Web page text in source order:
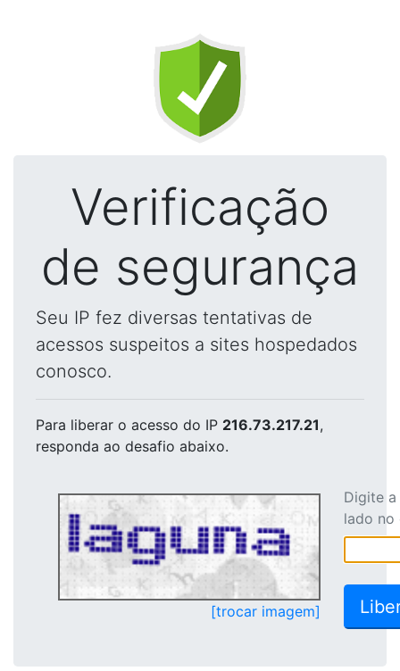
Verificação
de segurança
Seu IP fez diversas tentativas de
acessos suspeitos a sites hospedados
conosco.
Para liberar o acesso do IP 216.73.217.21,
responda ao desafio abaixo.
[trocar imagem]
Digite
lado no